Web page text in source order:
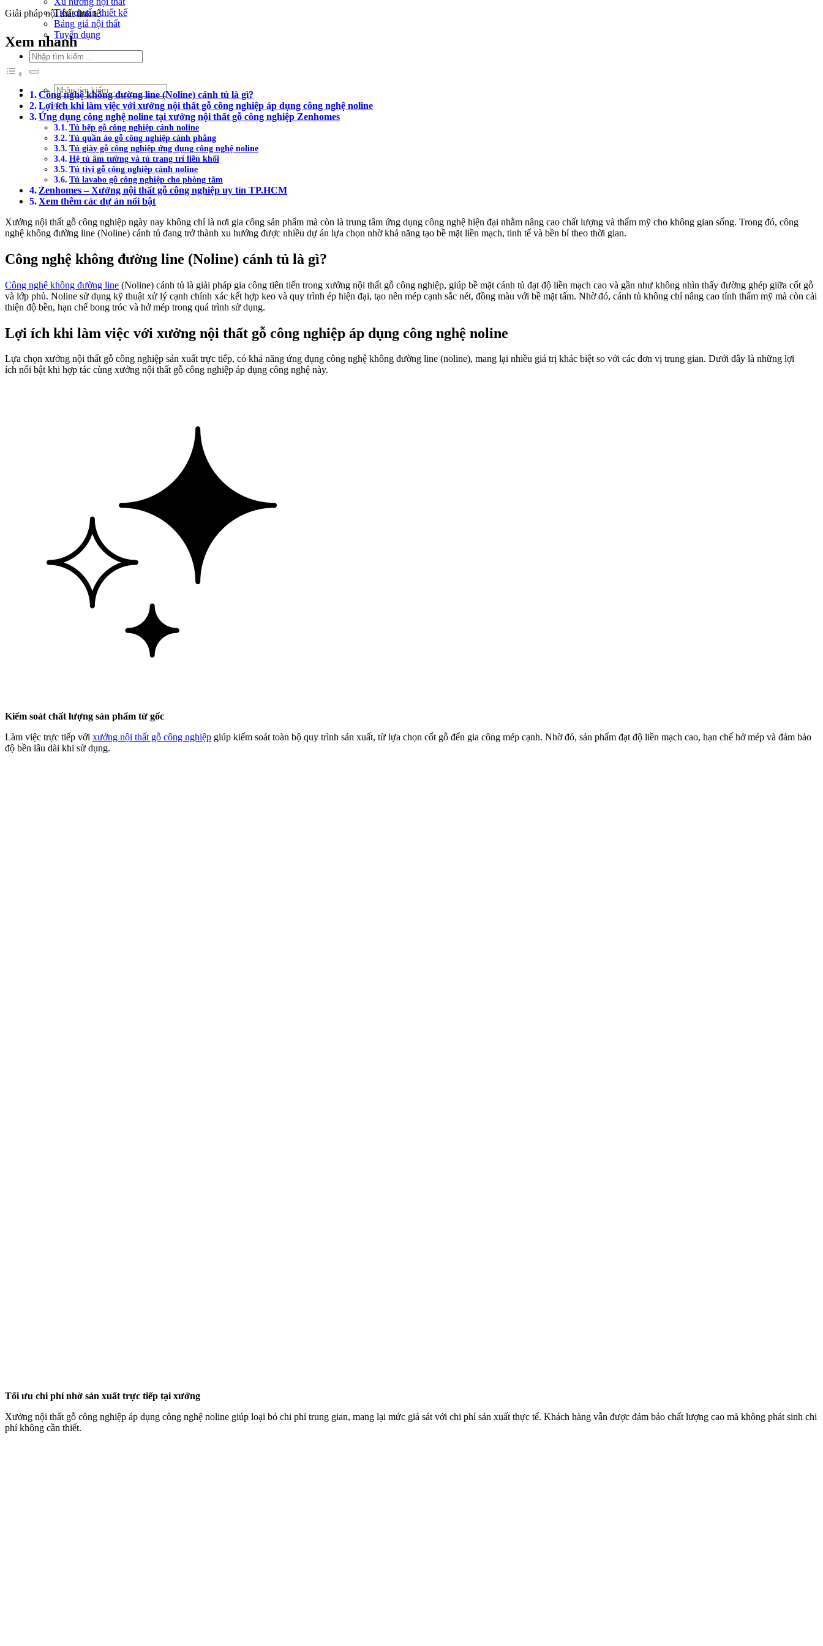
Tiêu chuẩn thiết kế
Bảng giá nội thất
Tuyển dụng
Tìm
kiếm:
Tìm
kiếm:
Giải pháp nội thất tinh tế
Xem nhanh
Công nghệ không đường line (Noline) cánh tủ là gì?
Lợi ích khi làm việc với xưởng nội thất gỗ công nghiệp áp dụng công nghệ noline
Ứng dụng công nghệ noline tại xưởng nội thất gỗ công nghiệp Zenhomes
Tủ bếp gỗ công nghiệp cánh noline
Tủ quần áo gỗ công nghiệp cánh phẳng
Tủ giày gỗ công nghiệp ứng dụng công nghệ noline
Hệ tủ âm tường và tủ trang trí liền khối
Tủ tivi gỗ công nghiệp cánh noline
Tủ lavabo gỗ công nghiệp cho phòng tắm
Zenhomes – Xưởng nội thất gỗ công nghiệp uy tín TP.HCM
Xem thêm các dự án nổi bật
Xưởng nội thất gỗ công nghiệp ngày nay không chỉ là nơi gia công sản phẩm mà còn là trung tâm ứng dụng công nghệ hiện đại nhằm nâng cao chất lượng và thẩm mỹ cho không gian sống. Trong đó, công
nghệ không đường line (Noline) cánh tủ đang trở thành xu hướng được nhiều dự án lựa chọn nhờ khả năng tạo bề mặt liền mạch, tinh tế và bền bỉ theo thời gian.
Công nghệ không đường line (Noline) cánh tủ là gì?
Công nghệ không đường line (Noline) cánh tủ là giải pháp gia công tiên tiến trong xưởng nội thất gỗ công nghiệp, giúp bề mặt cánh tủ đạt độ liền mạch cao và gần như không nhìn thấy đường ghép giữa cốt gỗ
và lớp phủ. Noline sử dụng kỹ thuật xử lý cạnh chính xác kết hợp keo và quy trình ép hiện đại, tạo nên mép cạnh sắc nét, đồng màu với bề mặt tấm. Nhờ đó, cánh tủ không chỉ nâng cao tính thẩm mỹ mà còn cải
thiện độ bền, hạn chế bong tróc và hở mép trong quá trình sử dụng.
Lợi ích khi làm việc với xưởng nội thất gỗ công nghiệp áp dụng công nghệ noline
Lựa chọn xưởng nội thất gỗ công nghiệp sản xuất trực tiếp, có khả năng ứng dụng công nghệ không đường line (noline), mang lại nhiều giá trị khác biệt so với các đơn vị trung gian. Dưới đây là những lợi
ích nổi bật khi hợp tác cùng xưởng nội thất gỗ công nghiệp áp dụng công nghệ này.
Kiểm soát chất lượng sản phẩm từ gốc
Làm việc trực tiếp với xưởng nội thất gỗ công nghiệp giúp kiểm soát toàn bộ quy trình sản xuất, từ lựa chọn cốt gỗ đến gia công mép cạnh. Nhờ đó, sản phẩm đạt độ liền mạch cao, hạn chế hở mép và đảm bảo
độ bền lâu dài khi sử dụng.
Tối ưu chi phí nhờ sản xuất trực tiếp tại xưởng
Xưởng nội thất gỗ công nghiệp áp dụng công nghệ noline giúp loại bỏ chi phí trung gian, mang lại mức giá sát với chi phí sản xuất thực tế. Khách hàng vẫn được đảm bảo chất lượng cao mà không phát sinh chi
phí không cần thiết.